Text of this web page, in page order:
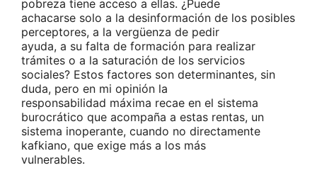
pobreza tiene acceso a ellas. ¿Puede
achacarse solo a la desinformación de los posibles
perceptores, a la vergüenza de pedir
ayuda, a su falta de formación para realizar
trámites o a la saturación de los servicios
sociales? Estos factores son determinantes, sin
duda, pero en mi opinión la
responsabilidad máxima recae en el sistema
burocrático que acompaña a estas rentas, un
sistema inoperante, cuando no directamente
kafkiano, que exige más a los más
vulnerables.